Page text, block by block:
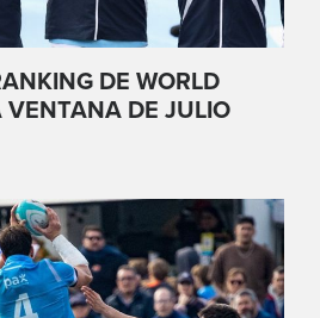
DE WORLD
VENTANA DE JULIO